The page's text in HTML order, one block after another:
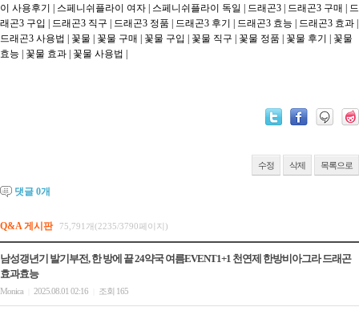
이 사용후기 | 스페니쉬플라이 여자 | 스페니쉬플라이 독일 | 드래곤3 | 드래곤3 구매 | 드
래곤3 구입 | 드래곤3 직구 | 드래곤3 정품 | 드래곤3 후기 | 드래곤3 효능 | 드래곤3 효과 |
드래곤3 사용법 | 꽃물 | 꽃물 구매 | 꽃물 구입 | 꽃물 직구 | 꽃물 정품 | 꽃물 후기 | 꽃물
효능 | 꽃물 효과 | 꽃물 사용법 |
수정 삭제 목록으로
댓글 0개
Q&A 게시판 75,791개(2235/3790페이지)
남성갱년기 발기부전, 한 방에 끝 24약국 여름EVENT1+1 천연제 한방비아그라 드래곤
효과효능
Monica 2025.08.01 02:16 조회 165